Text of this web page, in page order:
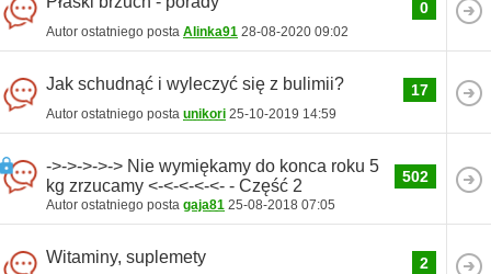
Autor ostatniego posta Alinka91 28-08-2020 09:02
0
Jak schudnąć i wyleczyć się z bulimii?
Autor ostatniego posta unikori 25-10-2019 14:59
17
->->->->-> Nie wymiękamy do konca roku 5
kg zrzucamy <-<-<-<-<- - Część 2
Autor ostatniego posta gaja81 25-08-2018 07:05
502
Witaminy, suplemety 2